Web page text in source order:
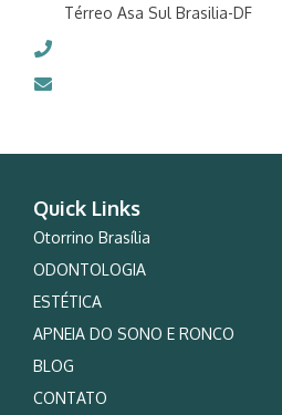
Térreo Asa Sul Brasilia-DF
Quick Links
Otorrino Brasília
ODONTOLOGIA
ESTÉTICA
APNEIA DO SONO E RONCO
BLOG
CONTATO